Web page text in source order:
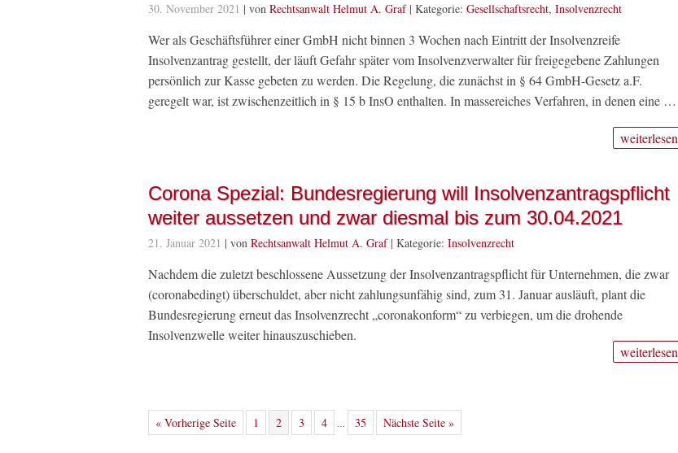
30. November 2021 | von Rechtsanwalt Helmut A. Graf| Kategorie: Gesellschaftsrecht, Insolvenzrecht
Wer als Geschäftsführer einer GmbH nicht binnen 3 Wochen nach Eintritt der Insolvenzreife
Insolvenzantrag gestellt, der läuft Gefahr später vom Insolvenzverwalter für freigegebene Zahlungen
persönlich zur Kasse gebeten zu werden. Die Regelung, die zunächst in § 64 GmbH-Gesetz a.F.
geregelt war, ist zwischenzeitlich in § 15 b InsO enthalten. In massereiches Verfahren, in denen eine …
weiterlesen
Corona Spezial: Bundesregierung will Insolvenzantragspflicht
weiter aussetzen und zwar diesmal bis zum 30.04.2021
21. Januar 2021 | von Rechtsanwalt Helmut A. Graf| Kategorie: Insolvenzrecht
Nachdem die zuletzt beschlossene Aussetzung der Insolvenzantragspflicht für Unternehmen, die zwar
(coronabedingt) überschuldet, aber nicht zahlungsunfähig sind, zum 31. Januar ausläuft, plant die
Bundesregierung erneut das Insolvenzrecht „coronakonform“ zu verbiegen, um die drohende
Insolvenzwelle weiter hinauszuschieben.
weiterlesen
« Vorherige Seite 1 2 3 4 … 35 Nächste Seite »